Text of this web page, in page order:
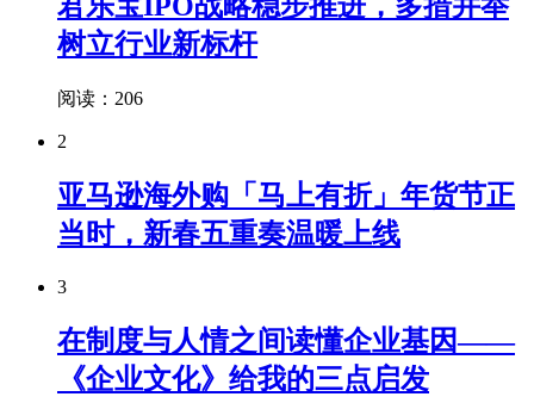
树立行业新标杆
阅读：206
2
亚马逊海外购「马上有折」年货节正
当时，新春五重奏温暖上线
3
在制度与人情之间读懂企业基因——
《企业文化》给我的三点启发